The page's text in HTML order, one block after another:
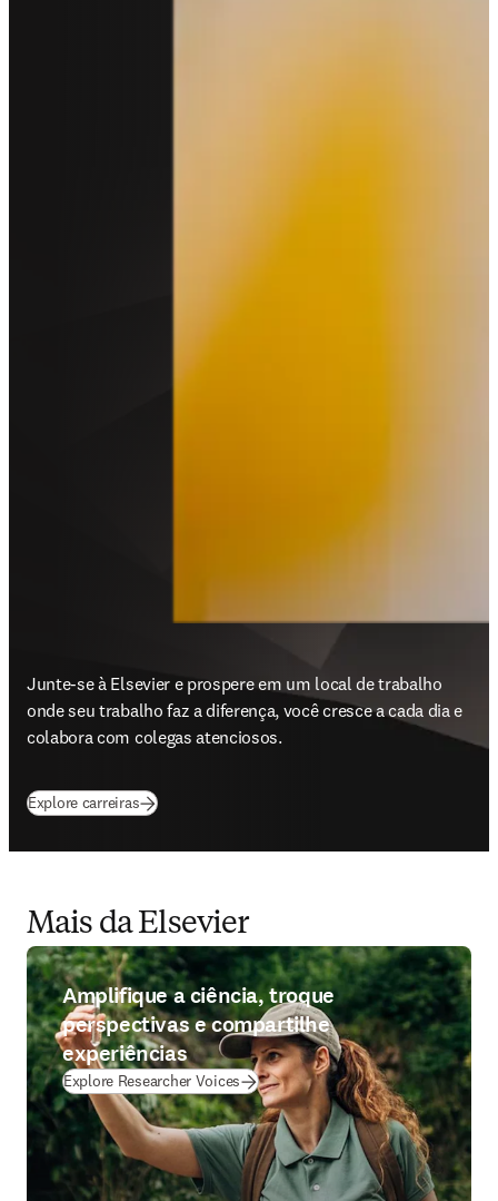
Junte-se à Elsevier e prospere em um local de trabalho
onde seu trabalho faz a diferença, você cresce a cada dia e
colabora com colegas atenciosos.
Explore carreiras
Mais da Elsevier
Amplifique a ciência, troque
perspectivas e compartilhe
experiências
Explore Researcher Voices